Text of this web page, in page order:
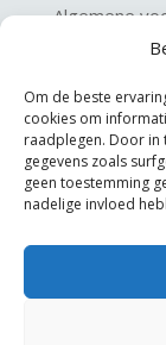
Om de beste
cookies om
raadplegen. Door in
gegevens zoals
geen toestemming
nadelige invloed
Algemene
Privacy
Disclaimer &
©KGA